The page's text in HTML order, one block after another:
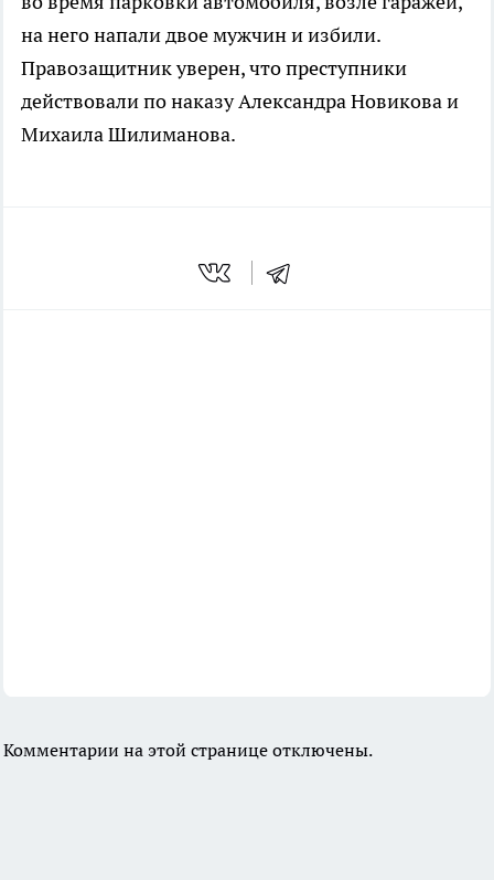
на него напали двое мужчин и избили.
Правозащитник уверен, что преступники
действовали по наказу Александра Новикова и
Михаила Шилиманова.
Комментарии на этой странице отключены.